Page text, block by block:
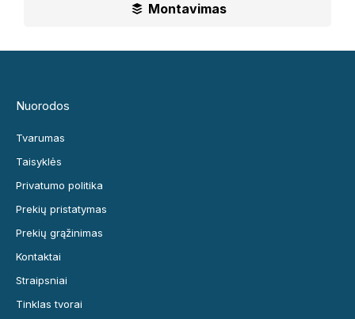
Montavimas
Nuorodos
Tvarumas
Taisyklės
Privatumo politika
Prekių pristatymas
Prekių grąžinimas
Kontaktai
Straipsniai
Tinklas tvorai